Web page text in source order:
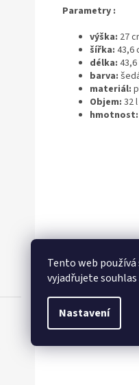
Tento web
vyjadřujete
Nastavení
Parametry :
výška: 27
šířka: 43,6
délka:
barva:
materiál:
Objem: 32 l
hmotnost: